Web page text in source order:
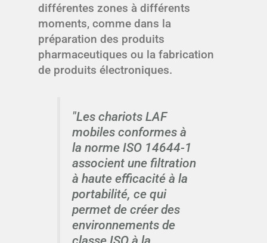
différentes zones à différents
moments, comme dans la
préparation des produits
pharmaceutiques ou la fabrication
de produits électroniques.
"Les chariots LAF
mobiles conformes à
la norme ISO 14644-1
associent une filtration
à haute efficacité à la
portabilité, ce qui
permet de créer des
environnements de